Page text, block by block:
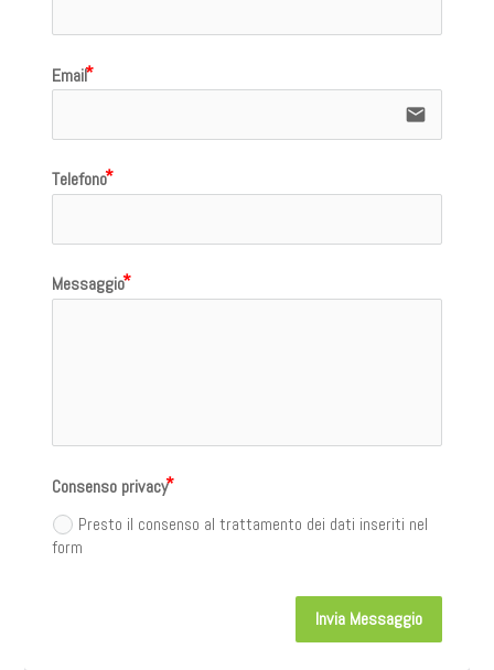
Email
email
Telefono
Messaggio
Consenso privacy
Presto il consenso al trattamento dei dati inseriti nel
form
Invia Messaggio